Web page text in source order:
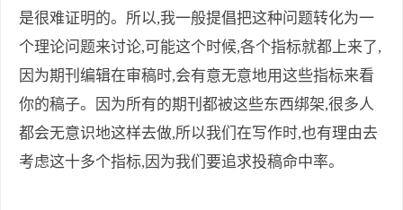
是很难证明的。所以,我一般提倡把这种问题转化为一
个理论问题来讨论,可能这个时候,各个指标就都上来了,
因为期刊编辑在审稿时,会有意无意地用这些指标来看
你的稿子。因为所有的期刊都被这些东西绑架,很多人
都会无意识地这样去做,所以我们在写作时,也有理由去
考虑这十多个指标,因为我们要追求投稿命中率。